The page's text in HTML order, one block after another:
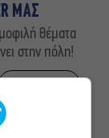
ΜΑΣ
θέματα
στην πόλη!